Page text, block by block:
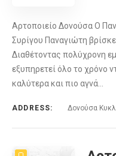
Αρτοποιείο Δονούσα Ο
Συρίγου Παναγιώτη
Διαθέτοντας πολύχρονη
εξυπηρετεί όλο το χρόνο
καλύτερα και πιο αγνά…
ADDRESS: Δονούσα